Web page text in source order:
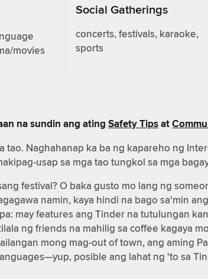
movies
Social Gatherings
concerts, festivals, karaoke,
sports
na sundin ang ating Safety Tipsat
Naghahanap ka ba ng kapareho ng
usap sa mga tao tungkol sa mga
festival? O baka gusto mo lang ng
namin, kaya hindi na bago sa'min
may features ang Tinder na tutulungan
ng friends na mahilig sa coffee kagaya
mong mag-out of town, ang aming
posible ang lahat ng 'to sa